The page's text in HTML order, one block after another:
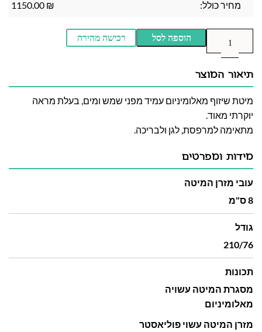
מחיר כולל: ₪
1150.00
הוספה לסל רכישה מהירה
תיאור המוצר
מיטת שיזוף מאלומיניום עמיד מפני שמש ומים, בעלת מראה
יוקרתי מאוד.
מתאימה למרפסת, לגן ולבריכה.
מידות ומפרטים
עובי מזרן המיטה
8 ס"מ
גודל
210/76
תכונות
מסגרת המיטה עשויה
מאלומיניום
מזרן המיטה עשוי פוליאסטר